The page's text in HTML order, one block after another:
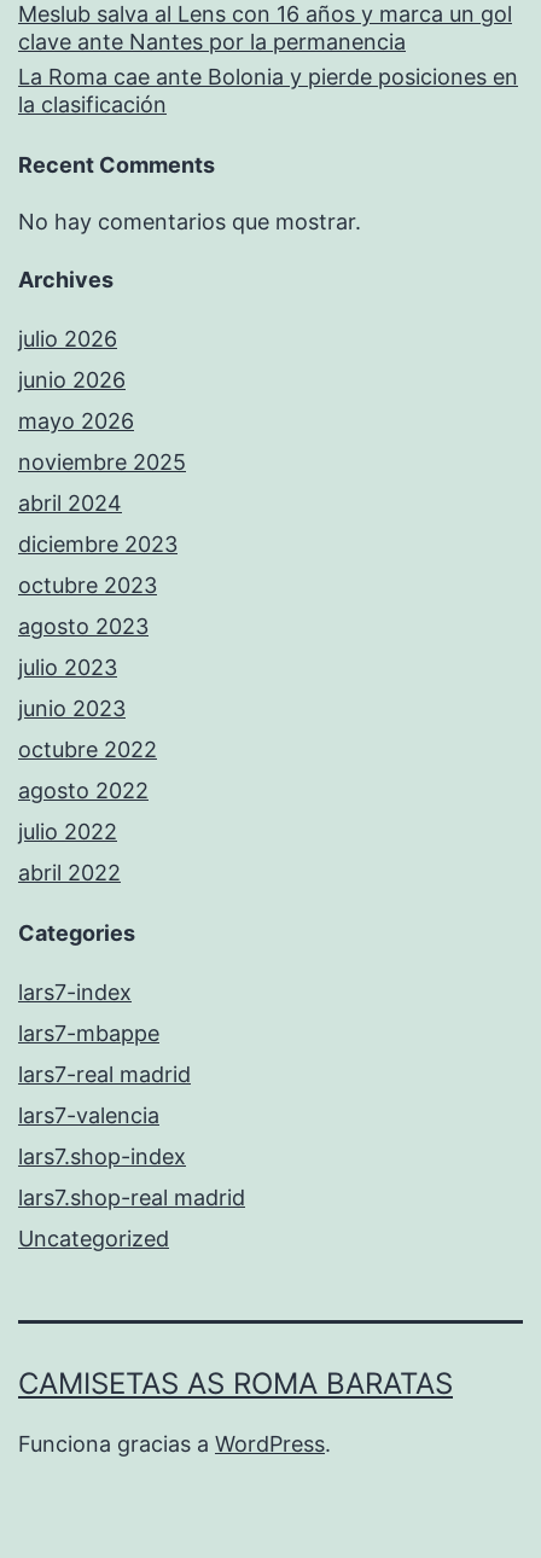
Meslub salva al Lens con 16 años y marca un gol
clave ante Nantes por la permanencia
La Roma cae ante Bolonia y pierde posiciones en
la clasificación
Recent Comments
No hay comentarios que mostrar.
Archives
julio 2026
junio 2026
mayo 2026
noviembre 2025
abril 2024
diciembre 2023
octubre 2023
agosto 2023
julio 2023
junio 2023
octubre 2022
agosto 2022
julio 2022
abril 2022
Categories
lars7-index
lars7-mbappe
lars7-real madrid
lars7-valencia
lars7.shop-index
lars7.shop-real madrid
Uncategorized
CAMISETAS AS ROMA BARATAS
Funciona gracias a WordPress.